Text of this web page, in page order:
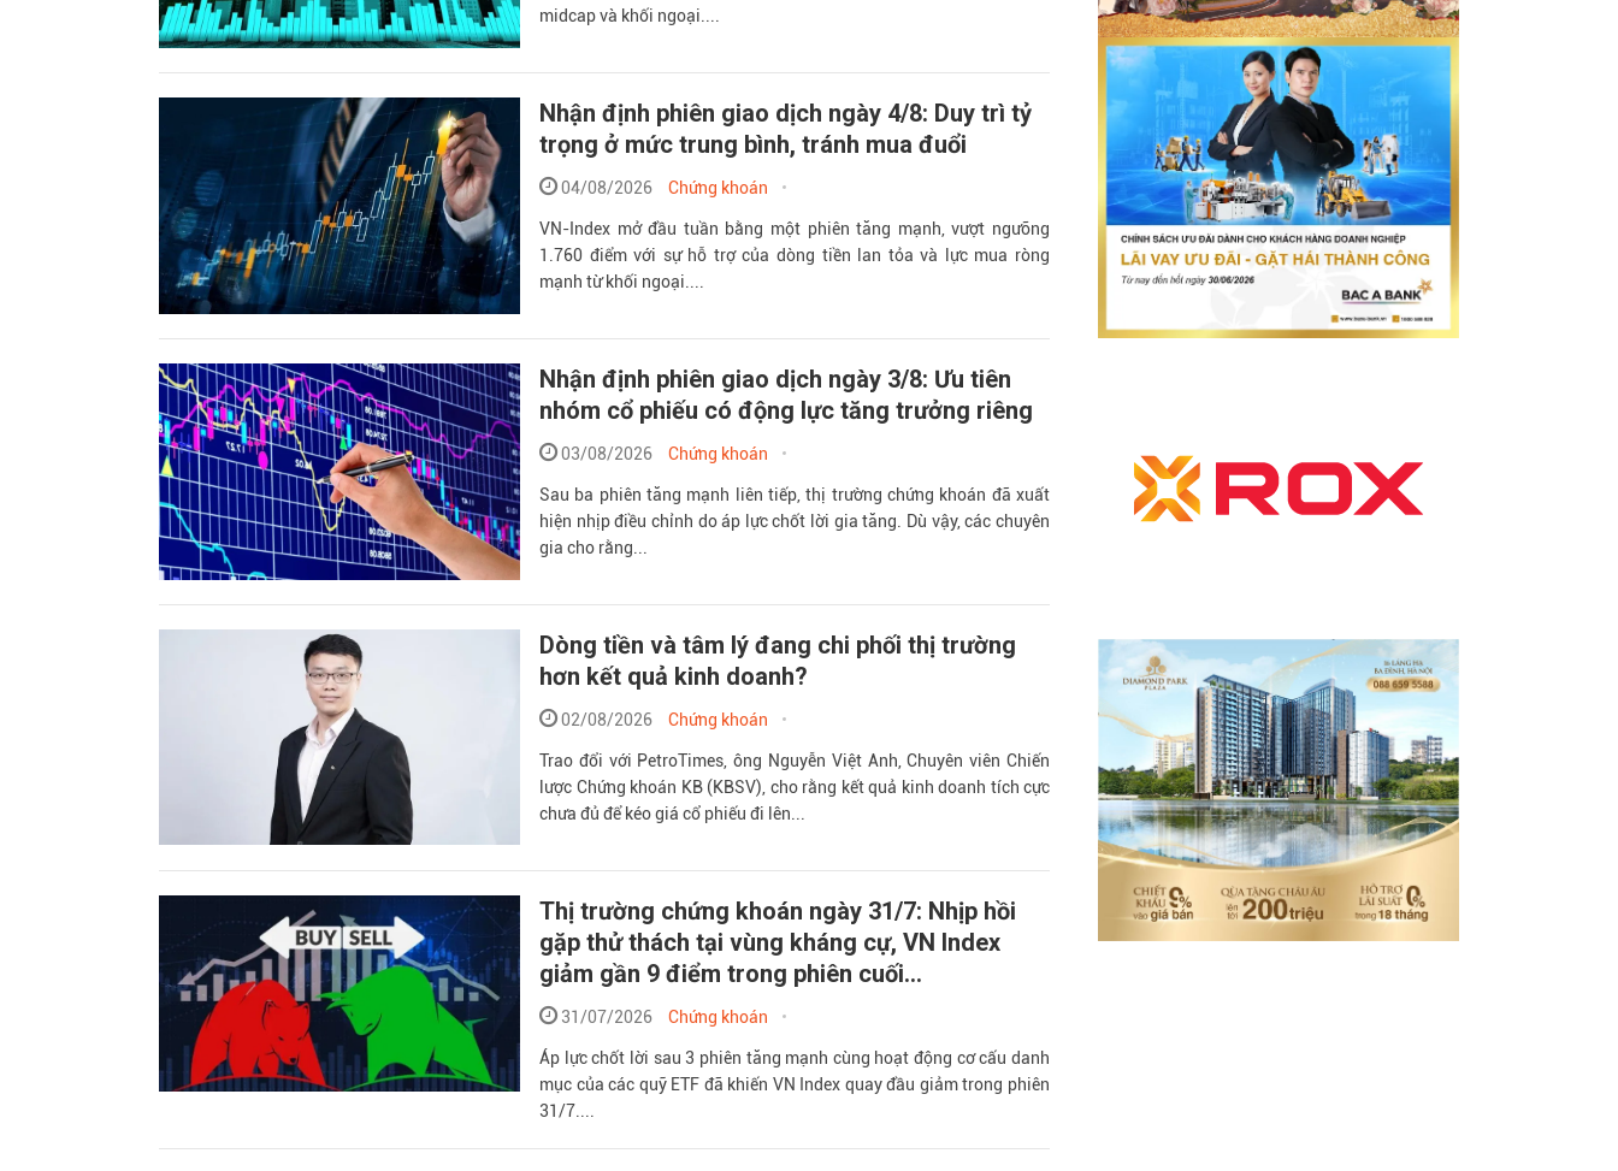
midcap và khối ngoại....
Nhận định phiên giao dịch ngày 4/8: Duy trì tỷ
trọng ở mức trung bình, tránh mua đuổi
04/08/2026 Chứng khoán
VN-Index mở đầu tuần bằng một phiên tăng mạnh, vượt ngưỡng
1.760 điểm với sự hỗ trợ của dòng tiền lan tỏa và lực mua ròng
mạnh từ khối ngoại....
Nhận định phiên giao dịch ngày 3/8: Ưu tiên
nhóm cổ phiếu có động lực tăng trưởng riêng
03/08/2026 Chứng khoán
Sau ba phiên tăng mạnh liên tiếp, thị trường chứng khoán đã xuất
hiện nhịp điều chỉnh do áp lực chốt lời gia tăng. Dù vậy, các chuyên
gia cho rằng...
Dòng tiền và tâm lý đang chi phối thị trường
hơn kết quả kinh doanh?
02/08/2026 Chứng khoán
Trao đổi với PetroTimes, ông Nguyễn Việt Anh, Chuyên viên Chiến
lược Chứng khoán KB (KBSV), cho rằng kết quả kinh doanh tích cực
chưa đủ để kéo giá cổ phiếu đi lên...
Thị trường chứng khoán ngày 31/7: Nhịp hồi
gặp thử thách tại vùng kháng cự, VN Index
giảm gần 9 điểm trong phiên cuối...
31/07/2026 Chứng khoán
Áp lực chốt lời sau 3 phiên tăng mạnh cùng hoạt động cơ cấu danh
mục của các quỹ ETF đã khiến VN Index quay đầu giảm trong phiên
31/7....